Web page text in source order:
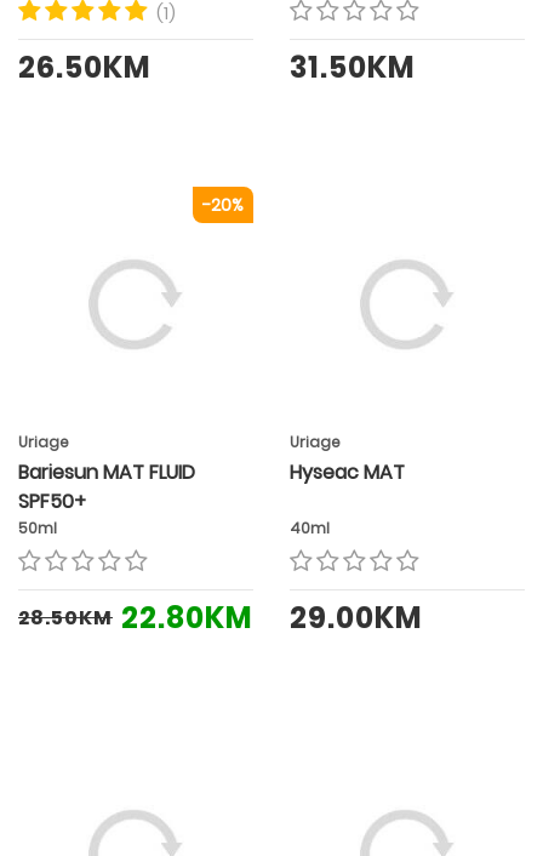
(1)
26.50KM 31.50KM
-20%
Uriage
Bariesun MAT FLUID
SPF50+
50ml
28.50KM 22.80KM
Uriage
Hyseac MAT
40ml
29.00KM